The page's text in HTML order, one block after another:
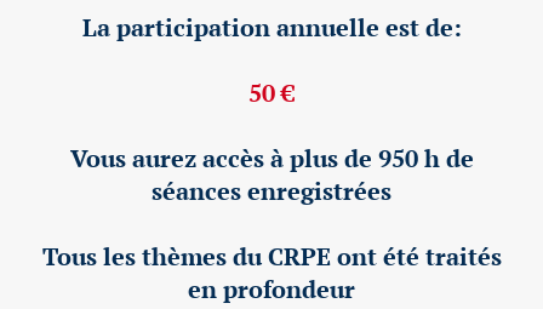
La participation annuelle est de:
50 €
Vous aurez accès à plus de 950 h de
séances enregistrées
Tous les thèmes du CRPE ont été traités
en profondeur